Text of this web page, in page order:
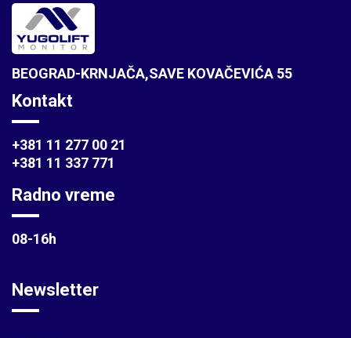
BEOGRAD-KRNJAČA,SAVE KOVAČEVIĆA 55
Kontakt
+381 11 277 00 21
+381 11 337 771
Radno vreme
08-16h
Newsletter